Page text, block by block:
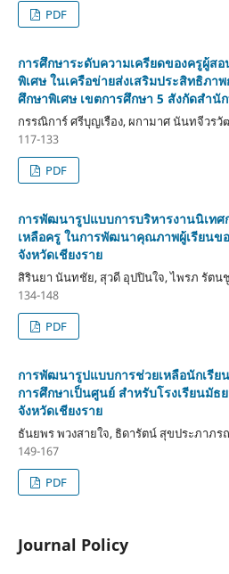
PDF
การศึกษาระดับความเครียดของครูผู้ส
พิเศษ ในเครือข่ายส่งเสริมประสิทธิภา
ศึกษาพิเศษ เขตการศึกษา 5 สังกัดสำนั
กรรณิการ์ ศรีบุญเรือง, ผกามาศ นันทจีวร
117-133
PDF
การพัฒนารูปแบบการบริหารงานนิเทศ
เหลือครู ในการพัฒนาคุณภาพผู้เรียนข
จังหวัดเชียงราย
สิรินยา นันทชัย, สุวดี อุปปินใจ, ไพรภ รัตน
134-148
PDF
การพัฒนารูปแบบการช่วยเหลือนักเรีย
การศึกษาเป็นศูนย์ สำหรับโรงเรียนมั
จังหวัดเชียงราย
ธันยพร พวงสายใจ, ธิดารัตน์ สุขประภาภร
149-167
PDF
Journal Policy